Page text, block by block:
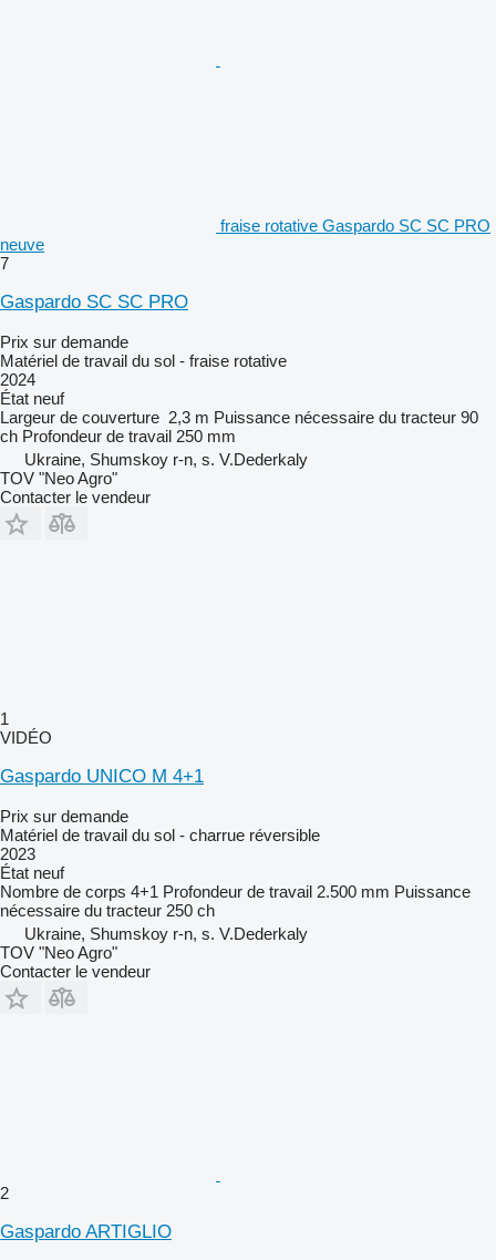
fraise rotative Gaspardo SC SC PRO
neuve
7
Gaspardo SC SC PRO
Prix sur demande
Matériel de travail du sol - fraise rotative
2024
État neuf
Largeur de couverture 2,3 m Puissance nécessaire du tracteur 90
ch Profondeur de travail 250 mm
Ukraine, Shumskoy r-n, s. V.Dederkaly
TOV "Neo Agro"
Contacter le vendeur
1
VIDÉO
Gaspardo UNICO M 4+1
Prix sur demande
Matériel de travail du sol - charrue réversible
2023
État neuf
Nombre de corps 4+1 Profondeur de travail 2.500 mm Puissance
nécessaire du tracteur 250 ch
Ukraine, Shumskoy r-n, s. V.Dederkaly
TOV "Neo Agro"
Contacter le vendeur
2
Gaspardo ARTIGLIO